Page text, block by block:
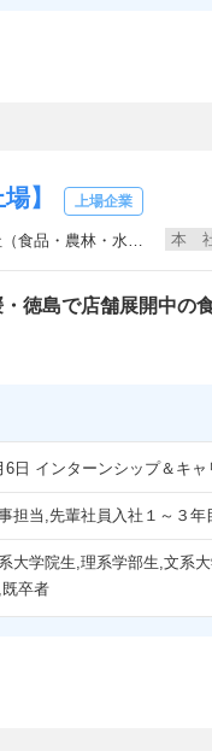
】 上場企業
・水産）、専門店（食品・日用品） 本
徳島で店舗展開中の
6日 インターンシップ＆キ
担当,先輩社員入社１～３
大学院生,理系学部生,文系
卒者